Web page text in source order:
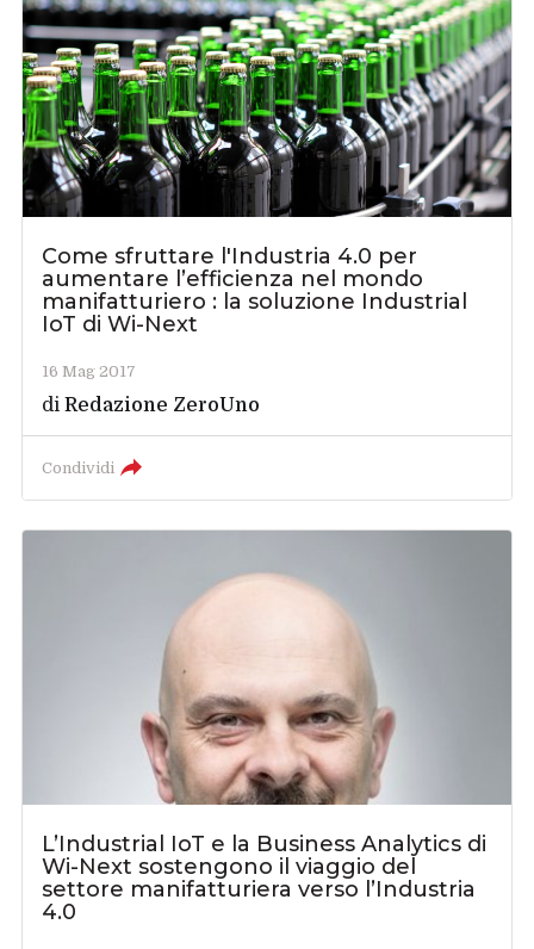
Come sfruttare l'Industria 4.0 per
aumentare l’efficienza nel mondo
manifatturiero : la soluzione Industrial
IoT di Wi-Next
16 Mag 2017
diRedazione ZeroUno
Condividi
L’Industrial IoT e la Business Analytics di
Wi-Next sostengono il viaggio del
settore manifatturiera verso l’Industria
4.0